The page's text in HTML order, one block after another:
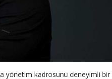
yönetim kadrosunu deneyimli bir